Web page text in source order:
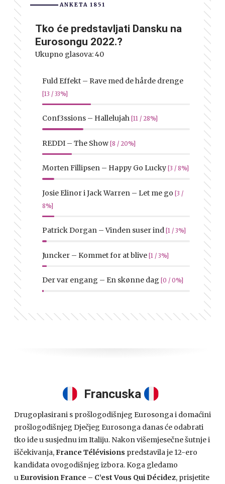
ANKETA 1851
Tko će predstavljati Dansku na
Eurosongu 2022.?
Ukupno glasova:40
Fuld Effekt – Rave med de hårde drenge
[13 / 33%]
Conf3ssions – Hallelujah [11 / 28%]
REDDI – The Show [8 / 20%]
Morten Fillipsen – Happy Go Lucky [3 / 8%]
Josie Elinor i Jack Warren – Let me go [3 /
8%]
Patrick Dorgan – Vinden suser ind [1 / 3%]
Juncker – Kommet for at blive [1 / 3%]
Der var engang – En skønne dag [0 / 0%]
Francuska
Drugoplasirani s prošlogodišnjeg Eurosonga i domaćini
prošlogodišnjeg Dječjeg Eurosonga danas će odabrati
tko ide u susjednu im Italiju. Nakon višemjesečne šutnje i
iščekivanja,France Télévisions predstavila je 12-ero
kandidata ovogodišnjeg izbora. Koga gledamo
u Eurovision France – C’est Vous Qui Décidez, prisjetite